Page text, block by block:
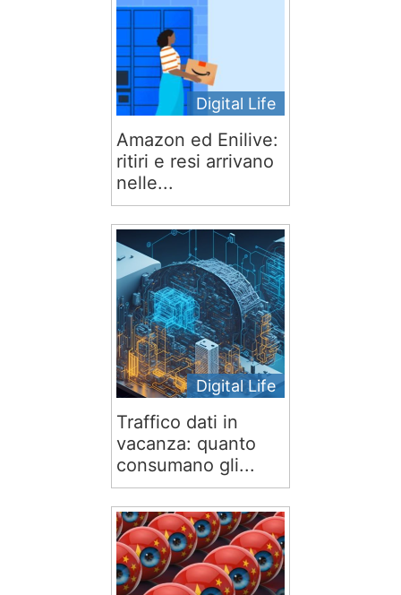
Digital Life
Amazon ed Enilive:
ritiri e resi arrivano
nelle...
Digital Life
Traffico dati in
vacanza: quanto
consumano gli...